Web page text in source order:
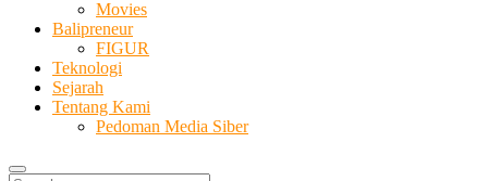
Movies
Balipreneur
FIGUR
Teknologi
Sejarah
Tentang Kami
Pedoman Media Siber